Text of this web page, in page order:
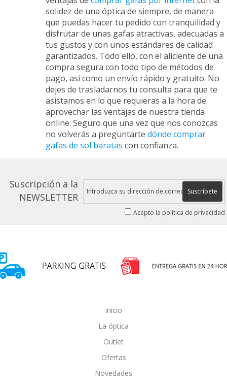
solidez de una óptica de siempre, de manera
que puedas hacer tu pedido con tranquilidad y
disfrutar de unas gafas atractivas, adecuadas a
tus gustos y con unos estándares de calidad
garantizados. Todo ello, con el aliciente de una
compra segura con todo tipo de métodos de
pago, así como un envío rápido y gratuito. No
dejes de trasladarnos tu consulta para que te
asistamos en lo que requieras a la hora de
aprovechar las ventajas de nuestra tienda
online. Seguro que una vez que nos conozcas
no volverás a preguntarte dónde comprar
gafas de sol baratas con confianza.
Suscripción a la
NEWSLETTER
Suscríbete
Acepto la política de privacidad
Inicio
La óptica
Outlet
Ofertas
Novedades